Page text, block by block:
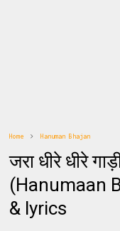
Home Hanuman Bhajan
जरा धीरे धीरे
(Hanumaan
& lyrics